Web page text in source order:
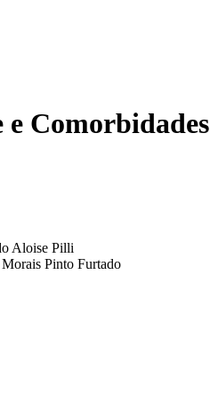
e Comorbidades
Aloise Pilli
Pinto Furtado